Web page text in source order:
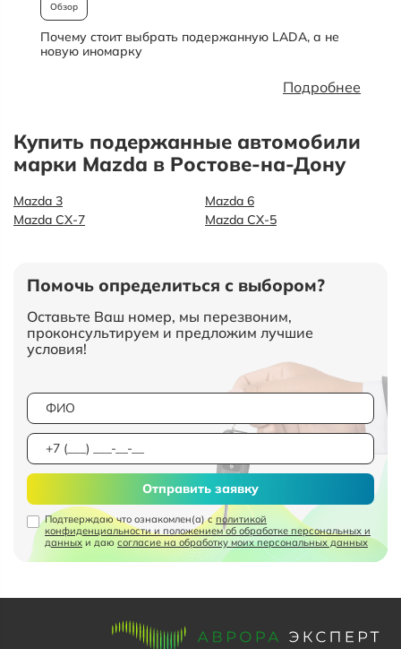
Обзор
Почему стоит выбрать подержанную LADA, а не
новую иномарку
Подробнее
Купить подержанные автомобили
марки Mazda в Ростове-на-Дону
Mazda 3
Mazda 6
Mazda CX-7
Mazda СХ-5
Помочь определиться с выбором?
Оставьте Ваш номер, мы перезвоним,
проконсультируем и предложим лучшие
условия!
Подтверждаю что ознакомлен(а) сполитикой
конфиденциальности и положением об обработке персональных и
данных и даю согласие на обработку моих персональных данных
Отправить заявку